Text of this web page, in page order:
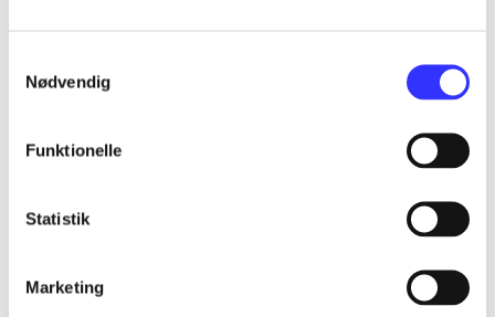
Nødvendig
Funktionelle
Statistik
Marketing